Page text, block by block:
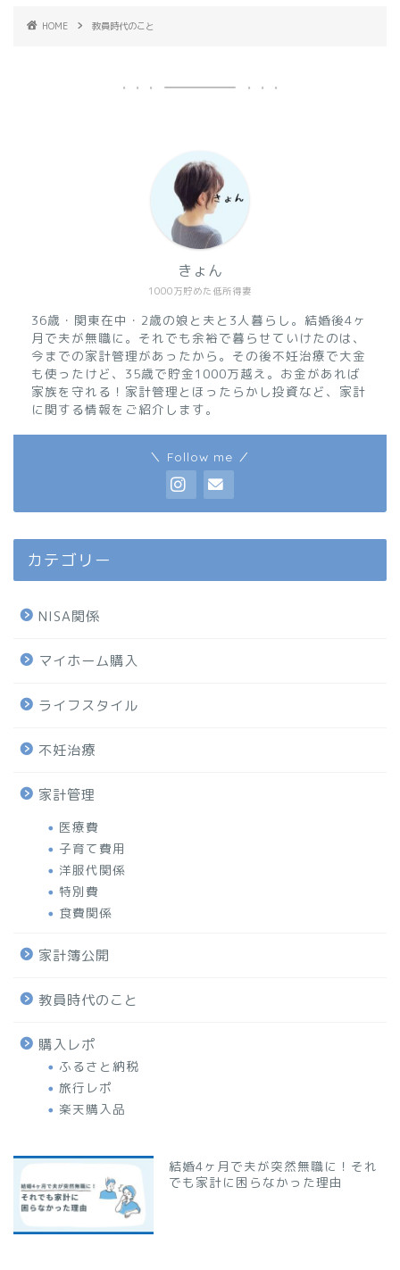
HOME 教員時代のこと
1000万貯めた低所得妻
きょん
36歳・関東在中・2歳の娘と夫と3人暮らし。結婚後4ヶ
月で夫が無職に。それでも余裕で暮らせていけたのは、
今までの家計管理があったから。その後不妊治療で大金
も使ったけど、35歳で貯金1000万越え。お金があれば
家族を守れる！家計管理とほったらかし投資など、家計
に関する情報をご紹介します。
＼ Follow me ／
カテゴリー
NISA関係
マイホーム購入
ライフスタイル
不妊治療
家計管理
医療費
子育て費用
洋服代関係
特別費
食費関係
家計簿公開
教員時代のこと
購入レポ
ふるさと納税
旅行レポ
楽天購入品
結婚4ヶ月で夫が突然無職に！それ
でも家計に困らなかった理由